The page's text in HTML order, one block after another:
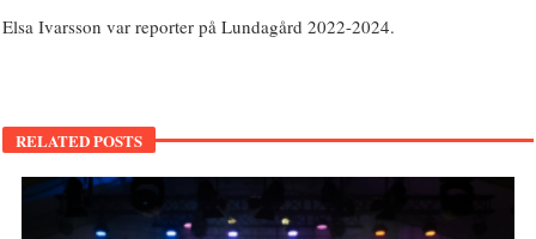
Elsa Ivarsson var reporter på Lundagård 2022-2024.
RELATED POSTS